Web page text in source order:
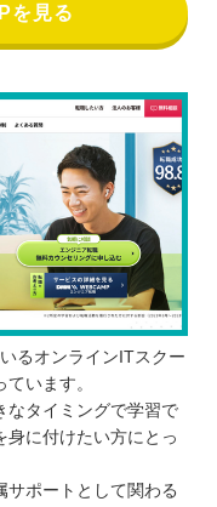
を見る
るオンラインITスクー
います。
なタイミングで学習で
身に付けたい方にとっ
サポートとして関わる